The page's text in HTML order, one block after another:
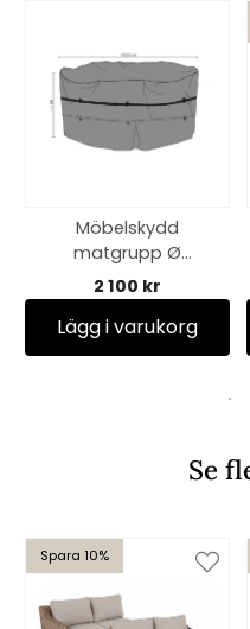
Möbelskydd
matgrupp Ø
300xH80 cm, andas
- svart
2 100 kr
Lägg i varukorg
Se
Spara 10%